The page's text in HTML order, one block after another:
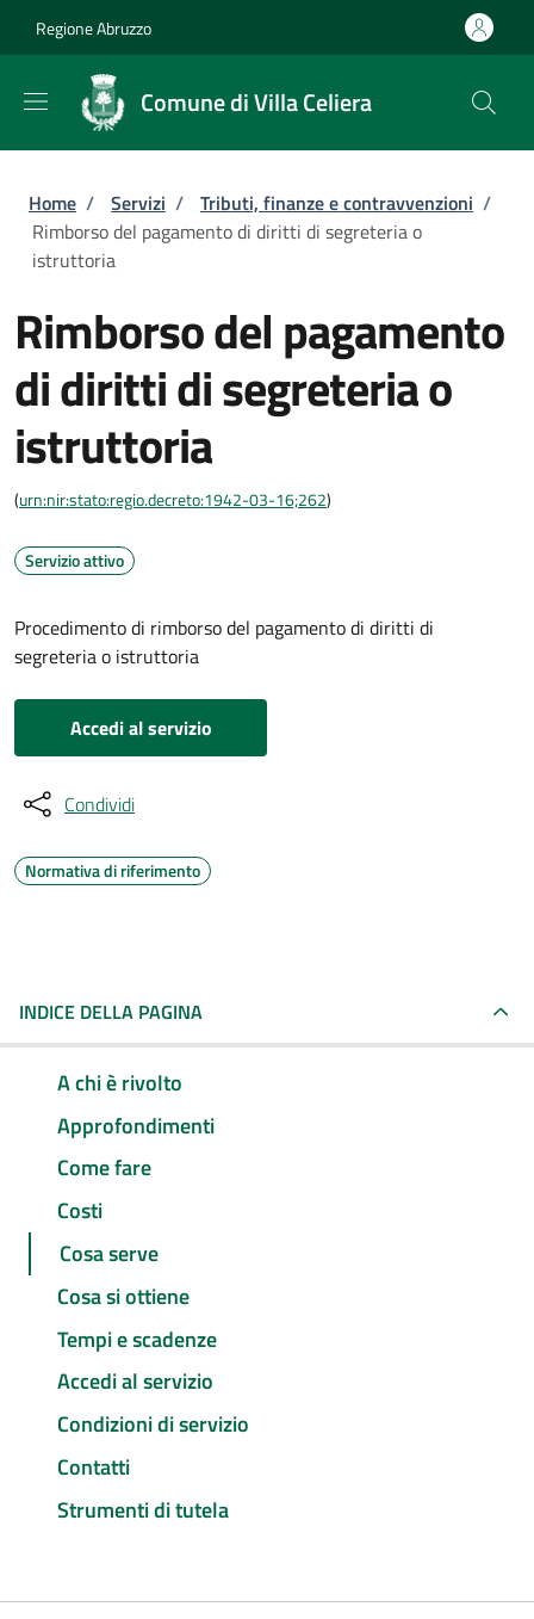
Regione Abruzzo
Comune di Villa Celiera
Briciole di pane
Home / Servizi / Tributi, finanze e contravvenzioni /
Rimborso del pagamento di diritti di segreteria o
istruttoria
Rimborso del pagamento
di diritti di segreteria o
istruttoria
(urn:nir:stato:regio.decreto:1942-03-16;262)
Servizio attivo
Procedimento di rimborso del pagamento di diritti di
segreteria o istruttoria
Accedi al servizio
Condividi
Normativa di riferimento
INDICE DELLA PAGINA
A chi è rivolto
Approfondimenti
Come fare
Costi
Cosa serve
Cosa si ottiene
Tempi e scadenze
Accedi al servizio
Condizioni di servizio
Contatti
Strumenti di tutela